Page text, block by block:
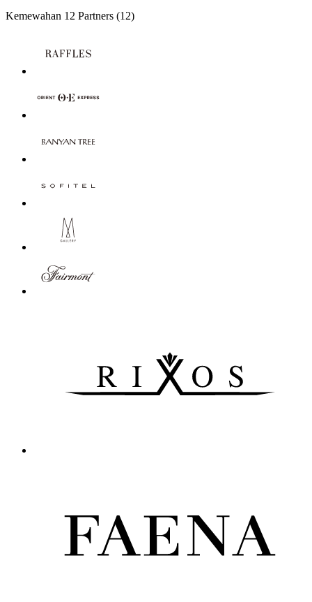
Kemewahan 12 Partners (12)